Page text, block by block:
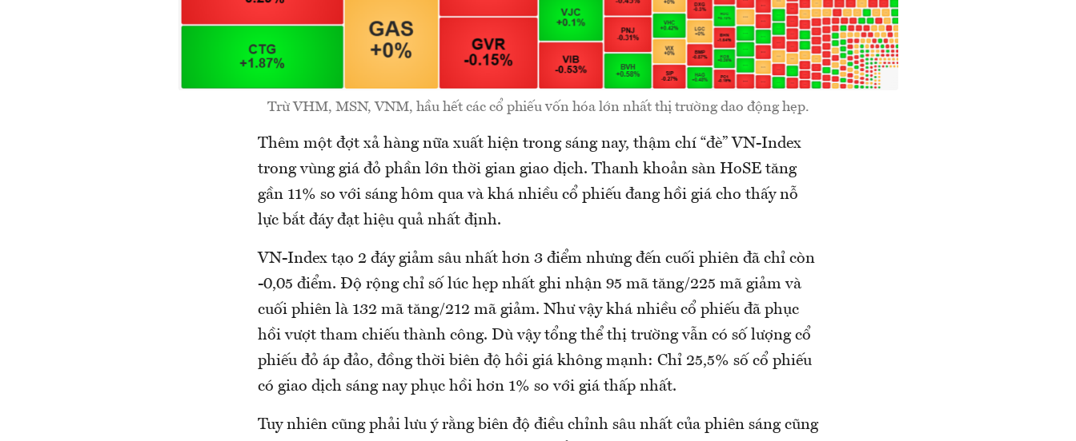
Trừ VHM, MSN, VNM, hầu hết các cổ phiếu vốn hóa lớn nhất thị trường dao động hẹp.
Thêm một đợt xả hàng nữa xuất hiện trong sáng nay, thậm chí “đè” VN-Index
trong vùng giá đỏ phần lớn thời gian giao dịch. Thanh khoản sàn HoSE tăng
gần 11% so với sáng hôm qua và khá nhiều cổ phiếu đang hồi giá cho thấy nỗ
lực bắt đáy đạt hiệu quả nhất định.
VN-Index tạo 2 đáy giảm sâu nhất hơn 3 điểm nhưng đến cuối phiên đã chỉ còn
-0,05 điểm. Độ rộng chỉ số lúc hẹp nhất ghi nhận 95 mã tăng/225 mã giảm và
cuối phiên là 132 mã tăng/212 mã giảm. Như vậy khá nhiều cổ phiếu đã phục
hồi vượt tham chiếu thành công. Dù vậy tổng thể thị trường vẫn có số lượng cổ
phiếu đỏ áp đảo, đồng thời biên độ hồi giá không mạnh: Chỉ 25,5% số cổ phiếu
có giao dịch sáng nay phục hồi hơn 1% so với giá thấp nhất.
Tuy nhiên cũng phải lưu ý rằng biên độ điều chỉnh sâu nhất của phiên sáng cũng